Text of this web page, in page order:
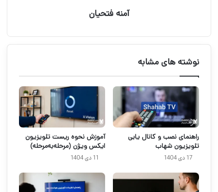
آمنه فتحیان
نوشته های مشابه
راهنمای نصب و کانال یابی
تلویزیون شهاب
17 دی 1404
آموزش نحوه ریست تلویزیون
ایکس ویژن (مرحله‌به‌مرحله)
11 دی 1404